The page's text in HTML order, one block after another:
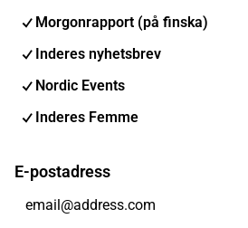
Morgonrapport (på finska)
Inderes nyhetsbrev
Nordic Events
Inderes Femme
E-postadress